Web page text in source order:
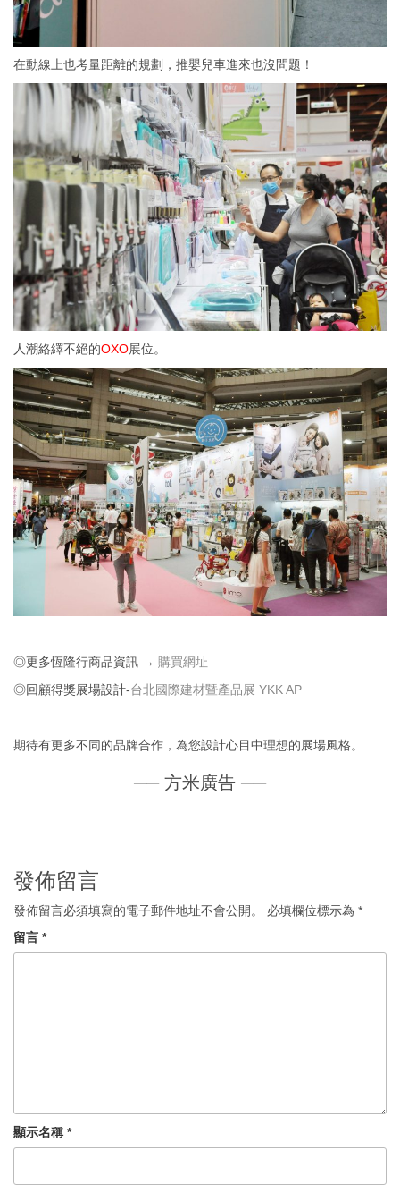
在動線上也考量距離的規劃，推嬰兒車進來也沒問題！
人潮絡繹不絕的OXO展位。
◎更多恆隆行商品資訊 → 購買網址
◎回顧得獎展場設計-台北國際建材暨產品展 YKK AP
期待有更多不同的品牌合作，為您設計心目中理想的展場風格。
── 方米廣告 ──
發佈留言
發佈留言必須填寫的電子郵件地址不會公開。 必填欄位標示為 *
留言 *
顯示名稱 *